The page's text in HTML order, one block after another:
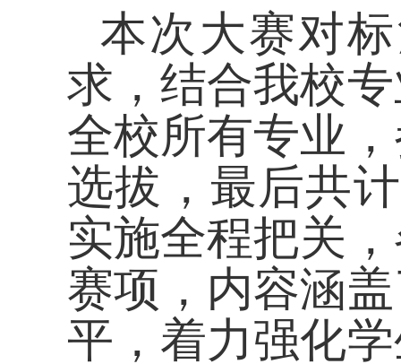
本次大赛对标
求 ，结合我校
全校所有专业
选拔， 最后共计
实施全程把关
赛项，内容涵
平，着力强化